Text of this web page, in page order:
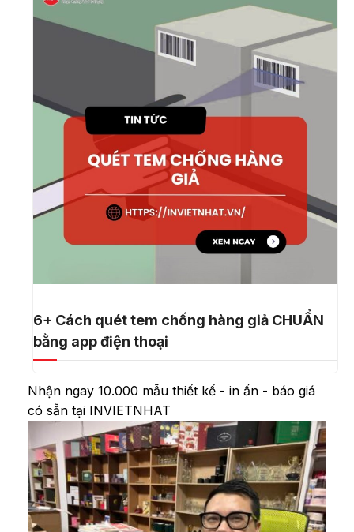
6+ Cách quét tem chống hàng giả CHUẨN
bằng app điện thoại
Nhận ngay 10.000 mẫu thiết kế - in ấn - báo giá
có sẵn tại INVIETNHAT